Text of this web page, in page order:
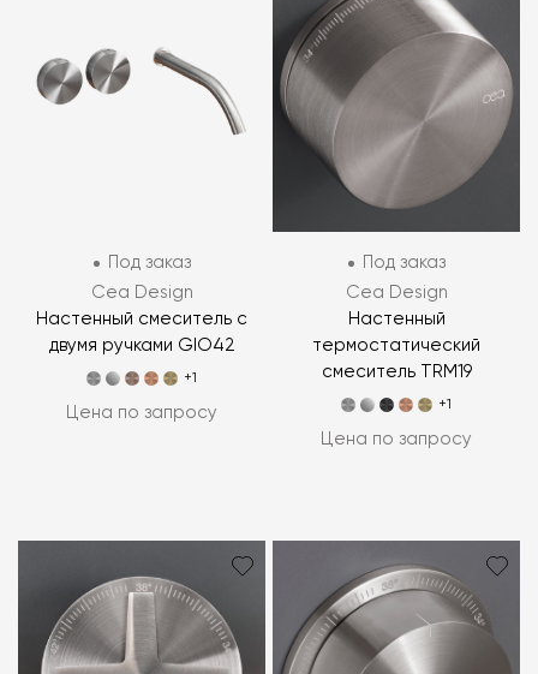
Под заказ
Cea Design
Настенный смеситель c
двумя ручками GIO42
+1
Цена по запросу
Под заказ
Cea Design
Настенный
термостатический
смеситель TRM19
+1
Цена по запросу